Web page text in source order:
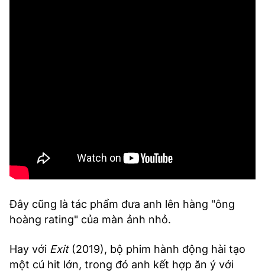
Đây cũng là tác phẩm đưa anh lên hàng "ông
hoàng rating" của màn ảnh nhỏ.
Hay với Exit(2019), bộ phim hành động hài tạo
một cú hit lớn, trong đó anh kết hợp ăn ý với